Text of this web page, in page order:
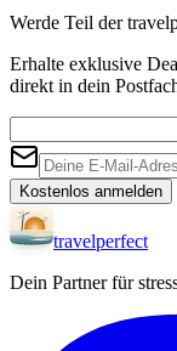
Werde Teil der
Erhalte exklusive
direkt in dein
Kostenlos anmelden
travelperfect
Dein Partner für